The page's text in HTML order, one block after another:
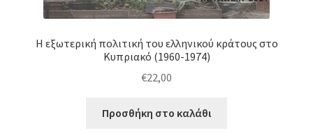
Η εξωτερική πολιτική του ελληνικού κράτους στο
Κυπριακό (1960-1974)
€22,00
Προσθήκη στο καλάθι